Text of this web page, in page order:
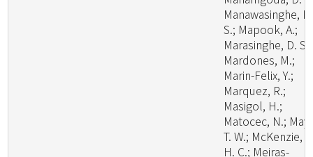
Manawasinghe, I.
S.; Mapook, A.;
Marasinghe, D. S.;
Mardones, M.;
Marin-Felix, Y.;
Marquez, R.;
Masigol, H.;
Matocec, N.; May,
T. W.; McKenzie,
H. C.; Meiras-